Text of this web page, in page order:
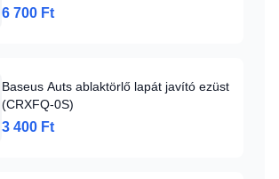
(CRXCMJ-0G)
6 700 Ft
Baseus Auts ablaktörlő lapát javító ezüst
(CRXFQ-0S)
3 400 Ft